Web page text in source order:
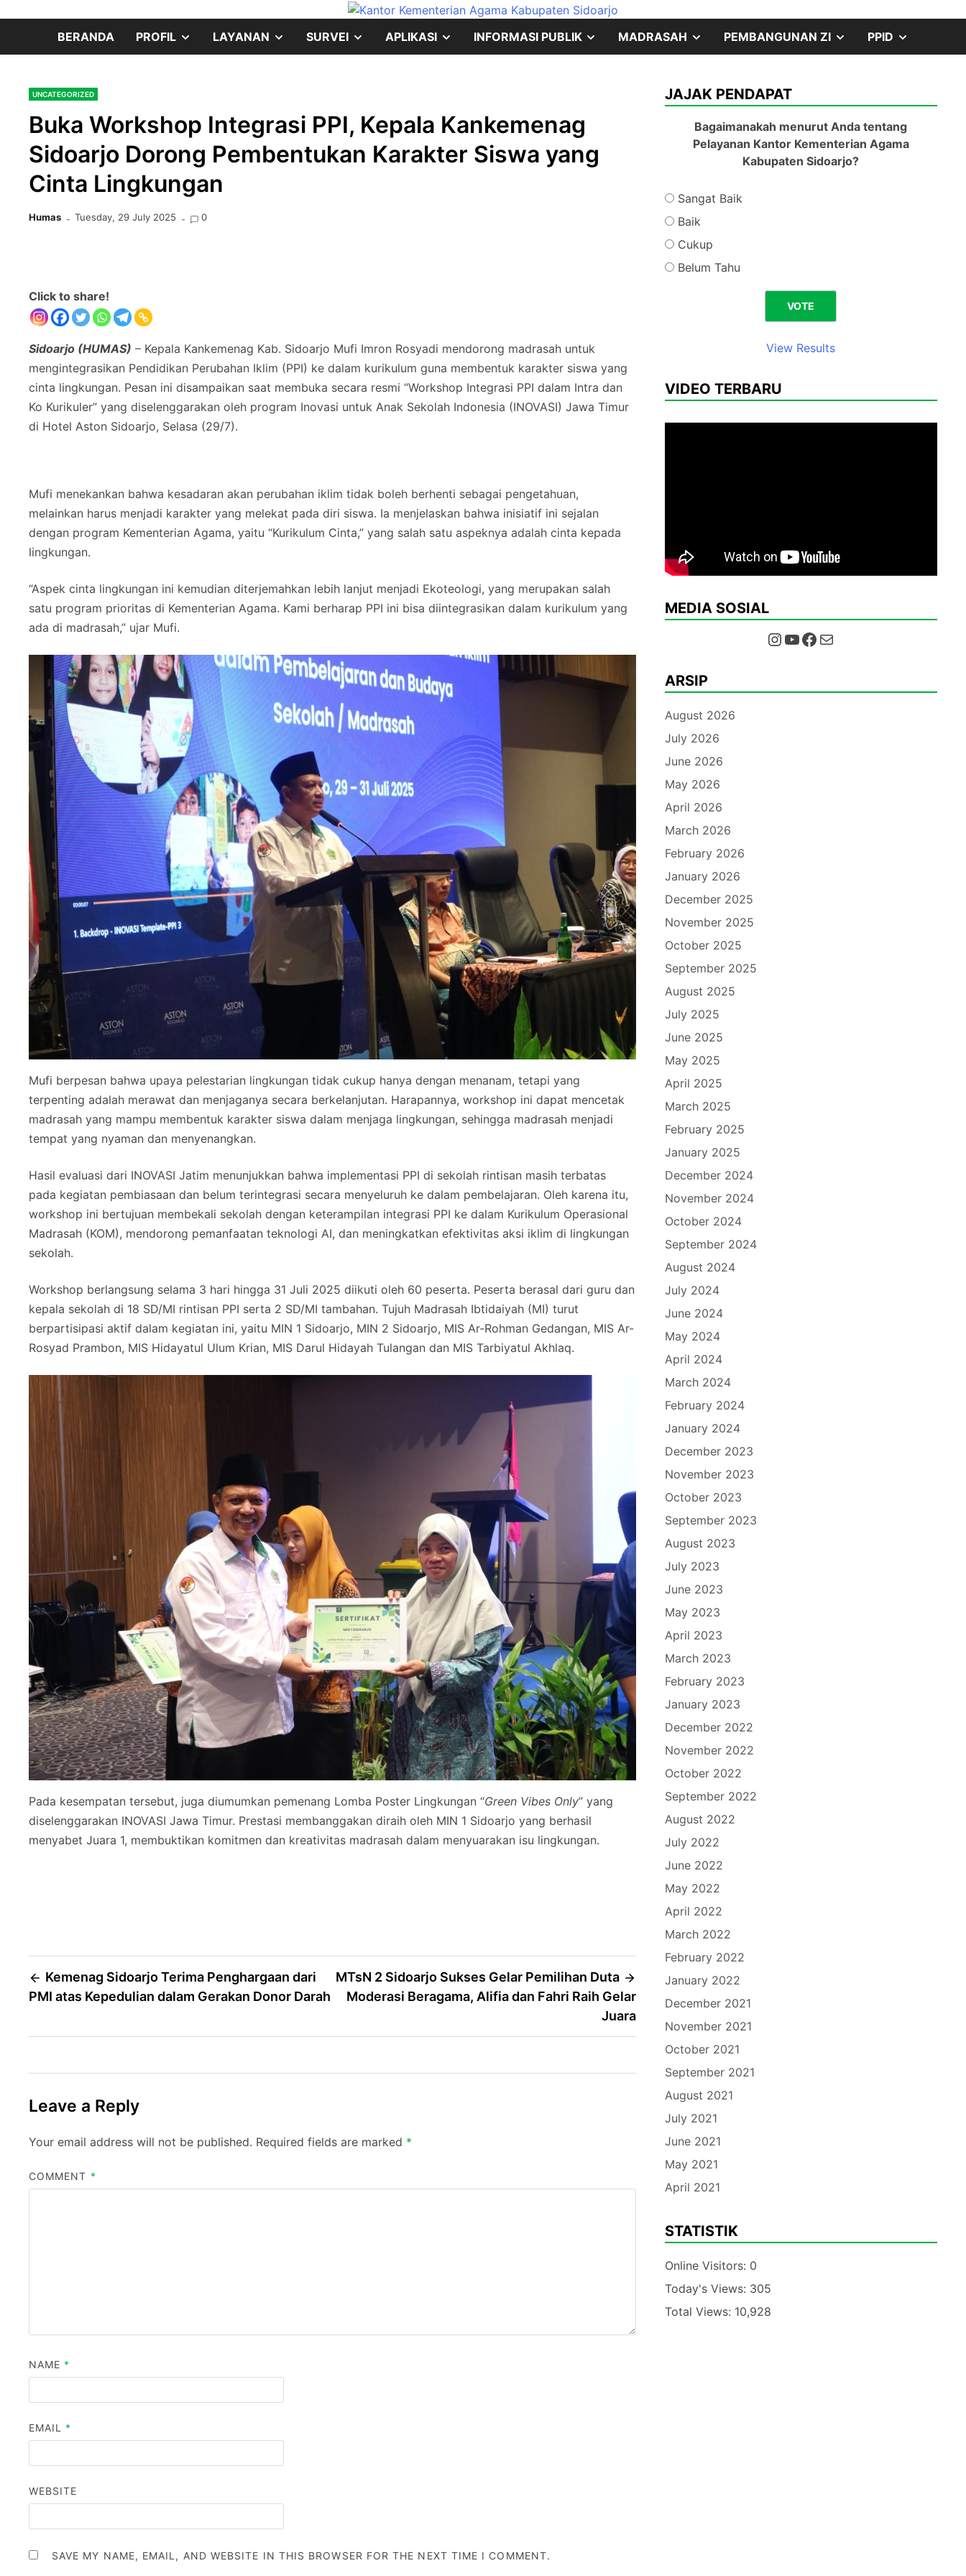
BERANDA PROFIL SHOWLAYANAN SHOWSURVEI SHOWAPLIKASI SHOWINFORMASI PUBLIK SHOWMADRASAH SHOW
MENU
PEMBANGUNAN ZI SHOW
MENU
PPID
MENU
UNCATEGORIZED
Buka Workshop Integrasi PPI, Kepala Kankemenag
Sidoarjo Dorong Pembentukan Karakter Siswa yang
Cinta Lingkungan
Humas Tuesday, 29 July 2025 0
Click to share!
Sidoarjo (HUMAS) – Kepala Kankemenag Kab. Sidoarjo Mufi Imron Rosyadi mendorong madrasah untuk
mengintegrasikan Pendidikan Perubahan Iklim (PPI) ke dalam kurikulum guna membentuk karakter siswa yang
cinta lingkungan. Pesan ini disampaikan saat membuka secara resmi “Workshop Integrasi PPI dalam Intra dan
Ko Kurikuler” yang diselenggarakan oleh program Inovasi untuk Anak Sekolah Indonesia (INOVASI) Jawa Timur
di Hotel Aston Sidoarjo, Selasa (29/7).
Mufi menekankan bahwa kesadaran akan perubahan iklim tidak boleh berhenti sebagai pengetahuan,
melainkan harus menjadi karakter yang melekat pada diri siswa. Ia menjelaskan bahwa inisiatif ini sejalan
dengan program Kementerian Agama, yaitu “Kurikulum Cinta,” yang salah satu aspeknya adalah cinta kepada
lingkungan.
“Aspek cinta lingkungan ini kemudian diterjemahkan lebih lanjut menjadi Ekoteologi, yang merupakan salah
satu program prioritas di Kementerian Agama. Kami berharap PPI ini bisa diintegrasikan dalam kurikulum yang
ada di madrasah,” ujar Mufi.
Mufi berpesan bahwa upaya pelestarian lingkungan tidak cukup hanya dengan menanam, tetapi yang
terpenting adalah merawat dan menjaganya secara berkelanjutan. Harapannya, workshop ini dapat mencetak
madrasah yang mampu membentuk karakter siswa dalam menjaga lingkungan, sehingga madrasah menjadi
tempat yang nyaman dan menyenangkan.
Hasil evaluasi dari INOVASI Jatim menunjukkan bahwa implementasi PPI di sekolah rintisan masih terbatas
pada kegiatan pembiasaan dan belum terintegrasi secara menyeluruh ke dalam pembelajaran. Oleh karena itu,
workshop ini bertujuan membekali sekolah dengan keterampilan integrasi PPI ke dalam Kurikulum Operasional
Madrasah (KOM), mendorong pemanfaatan teknologi AI, dan meningkatkan efektivitas aksi iklim di lingkungan
sekolah.
Workshop berlangsung selama 3 hari hingga 31 Juli 2025 diikuti oleh 60 peserta. Peserta berasal dari guru dan
kepala sekolah di 18 SD/MI rintisan PPI serta 2 SD/MI tambahan. Tujuh Madrasah Ibtidaiyah (MI) turut
berpartisipasi aktif dalam kegiatan ini, yaitu MIN 1 Sidoarjo, MIN 2 Sidoarjo, MIS Ar-Rohman Gedangan, MIS Ar-
Rosyad Prambon, MIS Hidayatul Ulum Krian, MIS Darul Hidayah Tulangan dan MIS Tarbiyatul Akhlaq.
Pada kesempatan tersebut, juga diumumkan pemenang Lomba Poster Lingkungan “Green Vibes Only” yang
diselenggarakan INOVASI Jawa Timur. Prestasi membanggakan diraih oleh MIN 1 Sidoarjo yang berhasil
menyabet Juara 1, membuktikan komitmen dan kreativitas madrasah dalam menyuarakan isu lingkungan.
Post
navigation
Kemenag Sidoarjo Terima Penghargaan dari
PMI atas Kepedulian dalam Gerakan Donor Darah
MTsN 2 Sidoarjo Sukses Gelar Pemilihan Duta
Moderasi Beragama, Alifia dan Fahri Raih Gelar
Juara
Leave a Reply
Your email address will not be published. Required fields are marked *
COMMENT *
NAME *
EMAIL *
WEBSITE
SAVE MY NAME, EMAIL, AND WEBSITE IN THIS BROWSER FOR THE NEXT TIME I COMMENT.
JAJAK PENDAPAT
Bagaimanakah menurut Anda tentang
Pelayanan Kantor Kementerian Agama
Kabupaten Sidoarjo?
Sangat Baik
Baik
Cukup
Belum Tahu
View Results
VIDEO TERBARU
MEDIA SOSIAL
InstagramYouTube Facebook Mail
ARSIP
August 2026
July 2026
June 2026
May 2026
April 2026
March 2026
February 2026
January 2026
December 2025
November 2025
October 2025
September 2025
August 2025
July 2025
June 2025
May 2025
April 2025
March 2025
February 2025
January 2025
December 2024
November 2024
October 2024
September 2024
August 2024
July 2024
June 2024
May 2024
April 2024
March 2024
February 2024
January 2024
December 2023
November 2023
October 2023
September 2023
August 2023
July 2023
June 2023
May 2023
April 2023
March 2023
February 2023
January 2023
December 2022
November 2022
October 2022
September 2022
August 2022
July 2022
June 2022
May 2022
April 2022
March 2022
February 2022
January 2022
December 2021
November 2021
October 2021
September 2021
August 2021
July 2021
June 2021
May 2021
April 2021
STATISTIK
Online Visitors: 0
Today's Views: 305
Total Views: 10,928